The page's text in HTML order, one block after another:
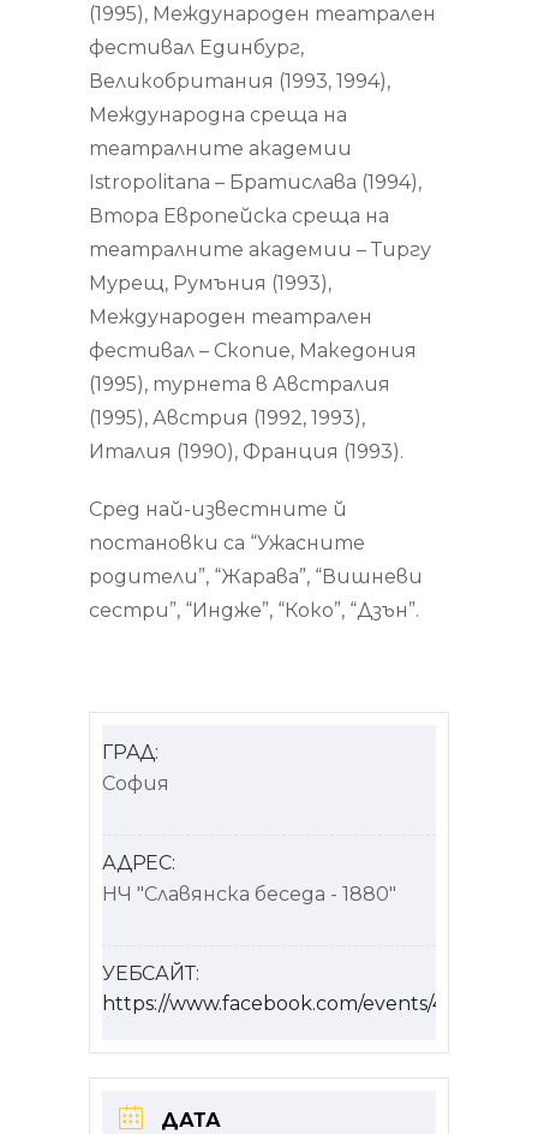
(1995), Международен театрален
фестивал Единбург,
Великобритания (1993, 1994),
Международна среща на
театралните академии
Istropolitana – Братислава (1994),
Втора Европейска среща на
театралните академии – Тиргу
Мурещ, Румъния (1993),
Международен театрален
фестивал – Скопие, Македония
(1995), турнета в Австралия
(1995), Австрия (1992, 1993),
Италия (1990), Франция (1993).
Сред най-известните й
постановки са “Ужасните
родители”, “Жарава”, “Вишневи
сестри”, “Индже”, “Коко”, “Дзън”.
ГРАД:
София
АДРЕС:
НЧ "Славянска беседа - 1880"
УЕБСАЙТ:
https://www.facebook.com/events/
ДАТА